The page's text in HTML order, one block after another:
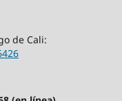
de Cali: